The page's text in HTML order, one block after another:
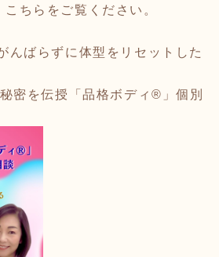
ちらをご覧ください。
んばらずに体型をリセットした
密を伝授「品格ボディ®」個別